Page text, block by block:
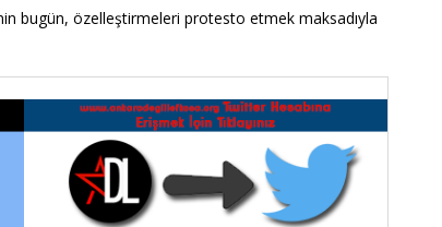
bugün, özelleştirmeleri protesto etmek maksadıyla